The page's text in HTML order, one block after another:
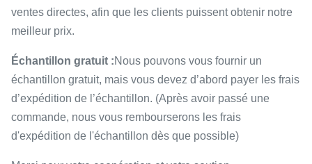
ventes directes, afin que les clients puissent obtenir notre
meilleur prix.
Échantillon gratuit :Nous pouvons vous fournir un
échantillon gratuit, mais vous devez d’abord payer les frais
d’expédition de l’échantillon. (Après avoir passé une
commande, nous vous rembourserons les frais
d'expédition de l'échantillon dès que possible)